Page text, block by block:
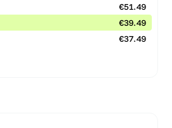
€51.49
€39.49
€37.49